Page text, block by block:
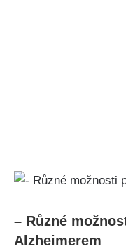
– Různé
Alzheimerem